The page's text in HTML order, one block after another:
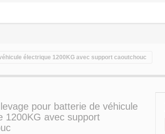
électrique 1200KG avec support caoutchouc
pour batterie de véhicule
1200KG avec support